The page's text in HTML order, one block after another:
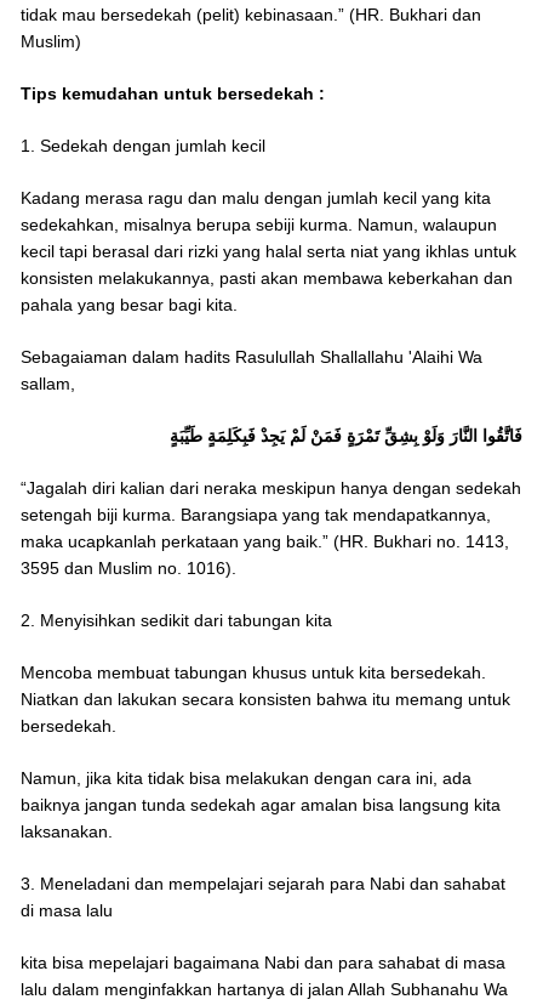
tidak mau bersedekah (pelit) kebinasaan.” (HR. Bukhari dan
Muslim)
Tips kemudahan untuk bersedekah :
1. Sedekah dengan jumlah kecil
Kadang merasa ragu dan malu dengan jumlah kecil yang kita
sedekahkan, misalnya berupa sebiji kurma. Namun, walaupun
kecil tapi berasal dari rizki yang halal serta niat yang ikhlas untuk
konsisten melakukannya, pasti akan membawa keberkahan dan
pahala yang besar bagi kita.
Sebagaiaman dalam hadits Rasulullah Shallallahu 'Alaihi Wa
sallam,
فَاتَّقُوا النَّارَ وَلَوْ بِشِقِّ تَمْرَةٍ فَمَنْ لَمْ يَجِدْ فَبِكَلِمَةٍ طَيِّبَةٍ
“Jagalah diri kalian dari neraka meskipun hanya dengan sedekah
setengah biji kurma. Barangsiapa yang tak mendapatkannya,
maka ucapkanlah perkataan yang baik.” (HR. Bukhari no. 1413,
3595 dan Muslim no. 1016).
2. Menyisihkan sedikit dari tabungan kita
Mencoba membuat tabungan khusus untuk kita bersedekah.
Niatkan dan lakukan secara konsisten bahwa itu memang untuk
bersedekah.
Namun, jika kita tidak bisa melakukan dengan cara ini, ada
baiknya jangan tunda sedekah agar amalan bisa langsung kita
laksanakan.
3. Meneladani dan mempelajari sejarah para Nabi dan sahabat
di masa lalu
kita bisa mepelajari bagaimana Nabi dan para sahabat di masa
lalu dalam menginfakkan hartanya di jalan Allah Subhanahu Wa